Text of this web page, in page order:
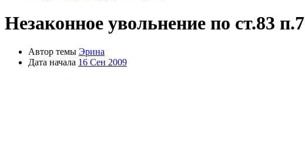
Незаконное увольнение по ст.83 п.7
Автор темы Эрина
Дата начала 16 Сен 2009